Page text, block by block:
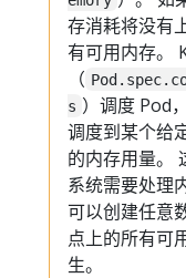
存消耗将没有
有可用内存。
（
s ）调度 Pod
调度到某个给
的内存用量。
系统需要处理
可以创建任意
点上的所有可
生。